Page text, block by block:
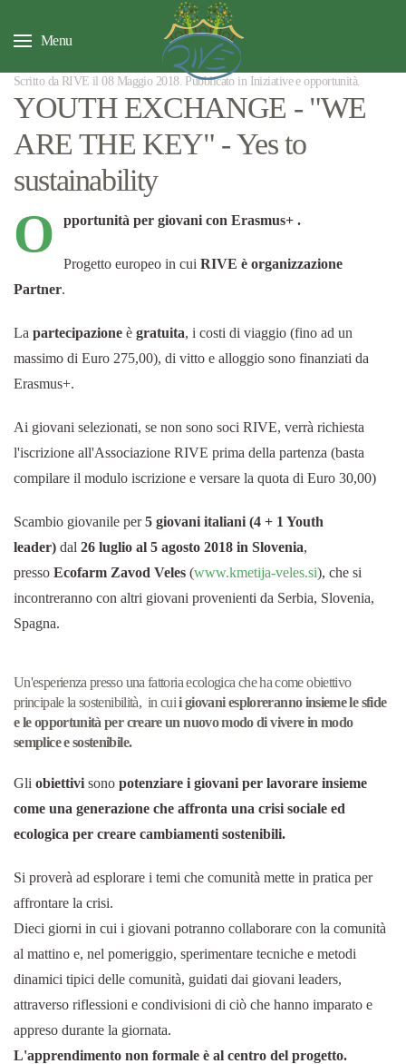
Menu
Scritto da RIVE il08 Maggio 2018. Pubblicato in Iniziative e opportunità.
YOUTH EXCHANGE - "WE
ARE THE KEY" - Yes to
sustainability
O pportunità per giovani con Erasmus+ .
Progetto europeo in cui RIVE è organizzazione
Partner.
La partecipazione è gratuita, i costi di viaggio (fino ad un
massimo di Euro 275,00), di vitto e alloggio sono finanziati da
Erasmus+.
Ai giovani selezionati, se non sono soci RIVE, verrà richiesta
l'iscrizione all'Associazione RIVE prima della partenza (basta
compilare il modulo iscrizione e versare la quota di Euro 30,00)
Scambio giovanile per5 giovani italiani (4 + 1 Youth
leader) dal 26 luglio al 5 agosto 2018 in Slovenia,
presso Ecofarm Zavod Veles (www.kmetija-veles.si), che si
incontreranno con altri giovani provenienti da Serbia, Slovenia,
Spagna.
Un'esperienza presso una fattoria ecologica che ha come obiettivo
principale la sostenibilità, in cuii giovani esploreranno insieme le sfide
e le opportunità per creare un nuovo modo di vivere in modo
semplice e sostenibile.
Gli obiettivi sono potenziare i giovani per lavorare insieme
come una generazione che affronta una crisi sociale ed
ecologica per creare cambiamenti sostenibili.
Si proverà ad esplorare i temi che comunità mette in pratica per
affrontare la crisi.
Dieci giorni in cui i giovani potranno collaborare con la comunità
al mattino e, nel pomeriggio, sperimentare tecniche e metodi
dinamici tipici delle comunità, guidati dai giovani leaders,
attraverso riflessioni e condivisioni di ciò che hanno imparato e
appreso durante la giornata.
L'apprendimento non formale è al centro del progetto.